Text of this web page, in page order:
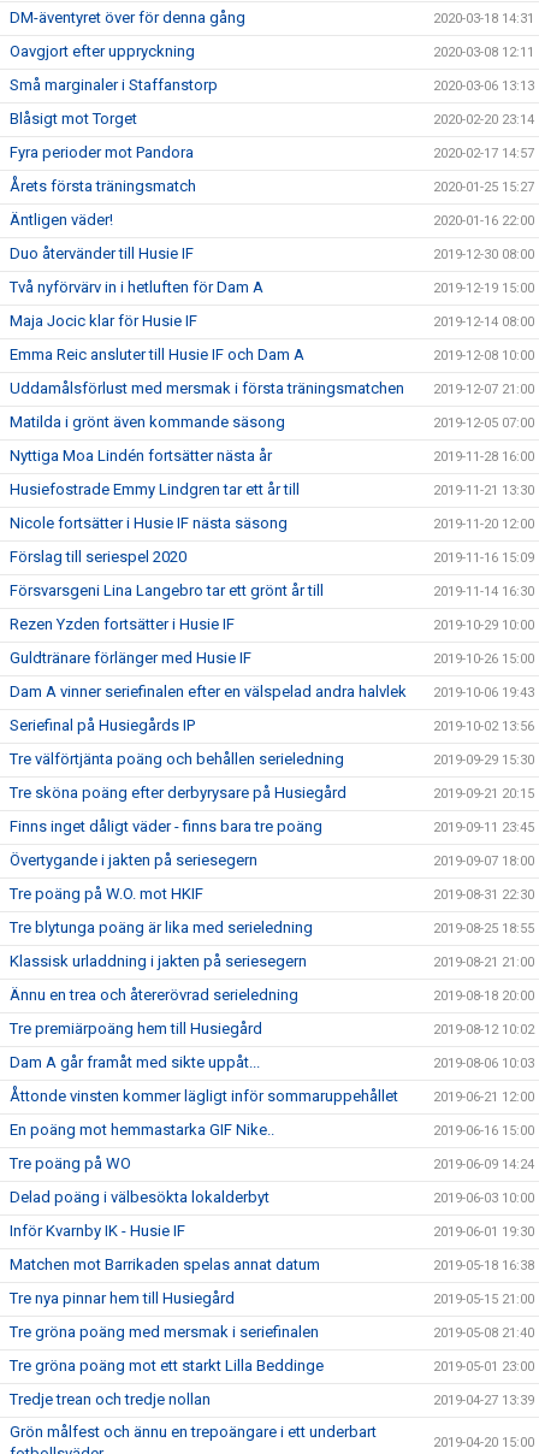
DM-äventyret över för denna gång 2020-03-18 14:31
Oavgjort efter uppryckning 2020-03-08 12:11
Små marginaler i Staffanstorp 2020-03-06 13:13
Blåsigt mot Torget 2020-02-20 23:14
Fyra perioder mot Pandora 2020-02-17 14:57
Årets första träningsmatch 2020-01-25 15:27
Äntligen väder! 2020-01-16 22:00
Duo återvänder till Husie IF 2019-12-30 08:00
Två nyförvärv in i hetluften för Dam A 2019-12-19 15:00
Maja Jocic klar för Husie IF 2019-12-14 08:00
Emma Reic ansluter till Husie IF och Dam A 2019-12-08 10:00
Uddamålsförlust med mersmak i första träningsmatchen 2019-12-07 21:00
Matilda i grönt även kommande säsong 2019-12-05 07:00
Nyttiga Moa Lindén fortsätter nästa år 2019-11-28 16:00
Husiefostrade Emmy Lindgren tar ett år till 2019-11-21 13:30
Nicole fortsätter i Husie IF nästa säsong 2019-11-20 12:00
Förslag till seriespel 2020 2019-11-16 15:09
Försvarsgeni Lina Langebro tar ett grönt år till 2019-11-14 16:30
Rezen Yzden fortsätter i Husie IF 2019-10-29 10:00
Guldtränare förlänger med Husie IF 2019-10-26 15:00
Dam A vinner seriefinalen efter en välspelad andra halvlek 2019-10-06 19:43
Seriefinal på Husiegårds IP 2019-10-02 13:56
Tre välförtjänta poäng och behållen serieledning 2019-09-29 15:30
Tre sköna poäng efter derbyrysare på Husiegård 2019-09-21 20:15
Finns inget dåligt väder - finns bara tre poäng 2019-09-11 23:45
Övertygande i jakten på seriesegern 2019-09-07 18:00
Tre poäng på W.O. mot HKIF 2019-08-31 22:30
Tre blytunga poäng är lika med serieledning 2019-08-25 18:55
Klassisk urladdning i jakten på seriesegern 2019-08-21 21:00
Ännu en trea och återerövrad serieledning 2019-08-18 20:00
Tre premiärpoäng hem till Husiegård 2019-08-12 10:02
Dam A går framåt med sikte uppåt... 2019-08-06 10:03
Åttonde vinsten kommer lägligt inför sommaruppehållet 2019-06-21 12:00
En poäng mot hemmastarka GIF Nike.. 2019-06-16 15:00
Tre poäng på WO 2019-06-09 14:24
Delad poäng i välbesökta lokalderbyt 2019-06-03 10:00
Inför Kvarnby IK - Husie IF 2019-06-01 19:30
Matchen mot Barrikaden spelas annat datum 2019-05-18 16:38
Tre nya pinnar hem till Husiegård 2019-05-15 21:00
Tre gröna poäng med mersmak i seriefinalen 2019-05-08 21:40
Tre gröna poäng mot ett starkt Lilla Beddinge 2019-05-01 23:00
Tredje trean och tredje nollan 2019-04-27 13:39
Grön målfest och ännu en trepoängare i ett underbart
2019-04-20 15:00